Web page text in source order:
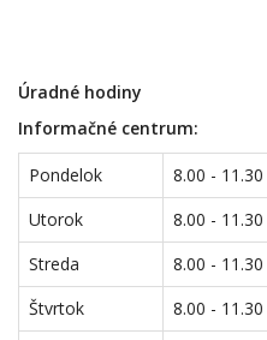
Úradné hodiny
Informačné centrum:
Pondelok 8.00 - 11.30
Utorok
8.00 - 11.30
Streda
8.00 - 11.30
Štvrtok
8.00 - 11.30